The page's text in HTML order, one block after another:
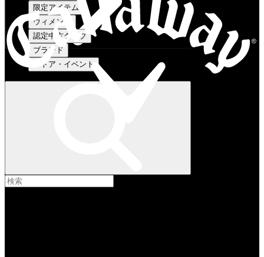
限定アイテム
ウィメンズ
認定中古クラブ
ブランド
ストア・イベント